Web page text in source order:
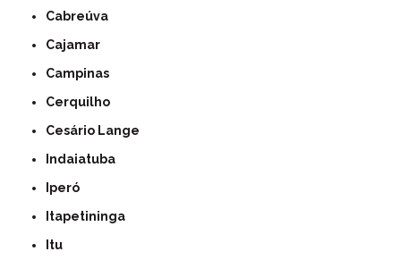
Cabreúva
Cajamar
Campinas
Cerquilho
Cesário Lange
Indaiatuba
Iperó
Itapetininga
Itu